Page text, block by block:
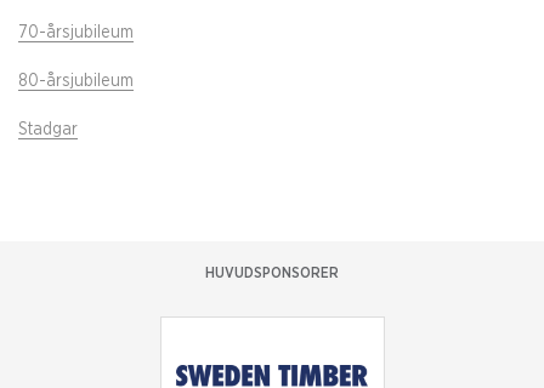
70-årsjubileum
80-årsjubileum
Stadgar
HUVUDSPONSORER